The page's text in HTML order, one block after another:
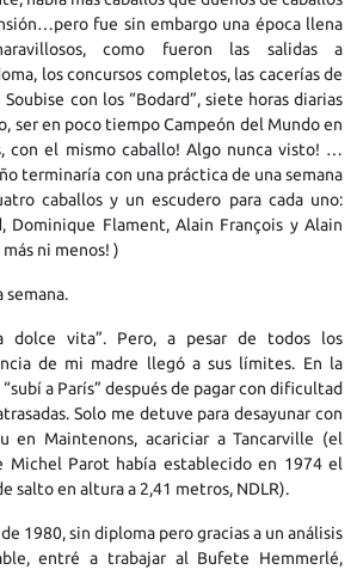
fue sin embargo una época llena
como fueron las salidas a
los concursos completos, las cacerías de
con los “Bodard”, siete horas diarias
ser en poco tiempo Campeón del Mundo en
con el mismo caballo! Algo nunca visto! …
terminaría con una práctica de una semana
caballos y un escudero para cada uno:
Dominique Flament, Alain François y Alain
ni menos! )
semana.
dolce vita”. Pero, a pesar de todos los
de mi madre llegó a sus límites. En la
a París” después de pagar con dificultad
Solo me detuve para desayunar con
en Maintenons, acariciar a Tancarville (el
Michel Parot había establecido en 1974 el
salto en altura a 2,41 metros, NDLR).
1980, sin diploma pero gracias a un análisis
entré a trabajar al Bufete Hemmerlé,